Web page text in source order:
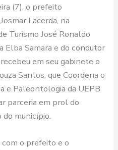
(7), o prefeito
Lacerda, na
Turismo José Ronaldo
Elba Samara e do condutor
em seu gabinete o
Santos, que Coordena o
e Paleontologia da UEPB
parceria em prol do
município.
com o prefeito e o